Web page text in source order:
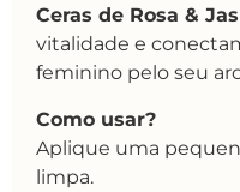
Ceras de Rosa &
vitalidade e
feminino pelo seu
Como usar?
Aplique uma
limpa.